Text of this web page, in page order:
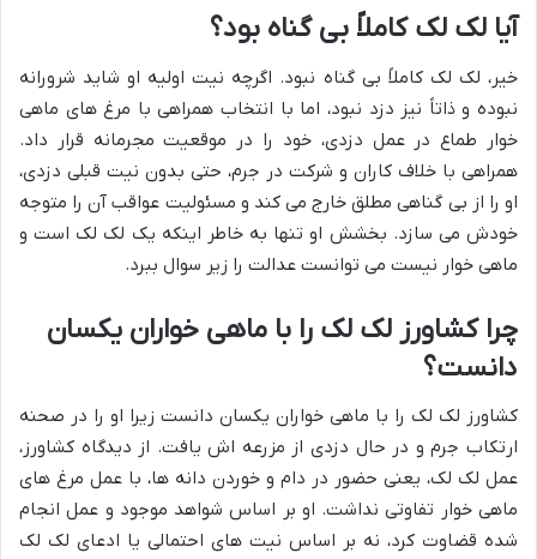
آیا لک لک کاملاً بی گناه بود؟
خیر، لک لک کاملاً بی گناه نبود. اگرچه نیت اولیه او شاید شرورانه
نبوده و ذاتاً نیز دزد نبود، اما با انتخاب همراهی با مرغ های ماهی
خوار طماع در عمل دزدی، خود را در موقعیت مجرمانه قرار داد.
همراهی با خلاف کاران و شرکت در جرم، حتی بدون نیت قبلی دزدی،
او را از بی گناهی مطلق خارج می کند و مسئولیت عواقب آن را متوجه
خودش می سازد. بخشش او تنها به خاطر اینکه یک لک لک است و
ماهی خوار نیست می توانست عدالت را زیر سوال ببرد.
چرا کشاورز لک لک را با ماهی خواران یکسان
دانست؟
کشاورز لک لک را با ماهی خواران یکسان دانست زیرا او را در صحنه
ارتکاب جرم و در حال دزدی از مزرعه اش یافت. از دیدگاه کشاورز،
عمل لک لک، یعنی حضور در دام و خوردن دانه ها، با عمل مرغ های
ماهی خوار تفاوتی نداشت. او بر اساس شواهد موجود و عمل انجام
شده قضاوت کرد، نه بر اساس نیت های احتمالی یا ادعای لک لک